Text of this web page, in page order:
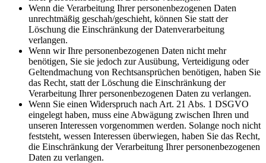
Wenn die Verarbeitung Ihrer personenbezogenen Daten
unrechtmäßig geschah/geschieht, können Sie statt der
Löschung die Einschränkung der Datenverarbeitung
verlangen.
Wenn wir Ihre personenbezogenen Daten nicht mehr
benötigen, Sie sie jedoch zur Ausübung, Verteidigung oder
Geltendmachung von Rechtsansprüchen benötigen, haben Sie
das Recht, statt der Löschung die Einschränkung der
Verarbeitung Ihrer personenbezogenen Daten zu verlangen.
Wenn Sie einen Widerspruch nach Art. 21 Abs. 1 DSGVO
eingelegt haben, muss eine Abwägung zwischen Ihren und
unseren Interessen vorgenommen werden. Solange noch nicht
feststeht, wessen Interessen überwiegen, haben Sie das Recht,
die Einschränkung der Verarbeitung Ihrer personenbezogenen
Daten zu verlangen.